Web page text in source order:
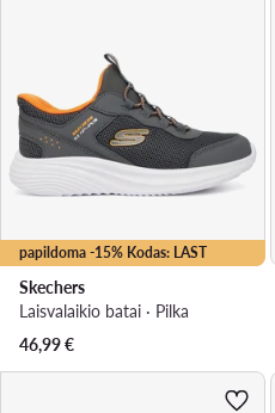
papildoma -15% Kodas: LAST
Skechers
Laisvalaikio batai · Pilka
46,99€